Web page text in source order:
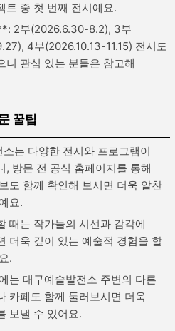
트 중 첫 번째 전시예요.
2부(2026.6.30-8.2), 3부
4부(2026.10.13-11.15) 전시도
니 관심 있는 분들은 참고해
꿀팁
는 다양한 전시와 프로그램이
, 방문 전 공식 홈페이지를 통해
도 함께 확인해 보시면 더욱 알찬
요.
때는 작가들의 시선과 감각에
더욱 깊이 있는 예술적 경험을 할
.
는 대구예술발전소 주변의 다른
카페도 함께 둘러보시면 더욱
보낼 수 있어요.